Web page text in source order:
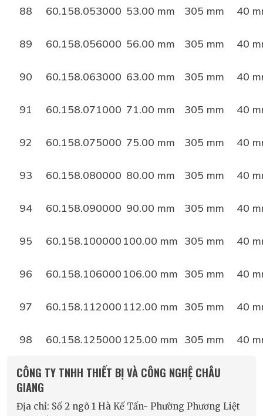
88 60.158.053000 53.00 mm 305 mm 40
89 60.158.056000 56.00 mm 305 mm 40
90 60.158.063000 63.00 mm 305 mm 40
91 60.158.071000 71.00 mm 305 mm 40
92 60.158.075000 75.00 mm 305 mm 40
93 60.158.080000 80.00 mm 305 mm 40
94 60.158.090000 90.00 mm 305 mm 40
95 60.158.100000 100.00 mm 305 mm 40
96 60.158.106000 106.00 mm 305 mm 40
97 60.158.112000 112.00 mm 305 mm 40
98 60.158.125000 125.00 mm 305 mm 40
CÔNG TY TNHH THIẾT BỊ VÀ CÔNG NGHỆ CHÂU
GIANG
Địa chỉ: Số 2 ngõ 1 Hà Kế Tấn- Phường Phương Liệt